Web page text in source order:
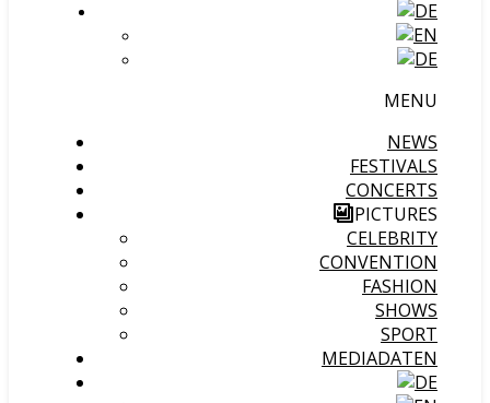
MENU
NEWS
FESTIVALS
CONCERTS
PICTURES
CELEBRITY
CONVENTION
FASHION
SHOWS
SPORT
MEDIADATEN